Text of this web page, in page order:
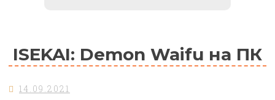
ISEKAI: Demon Waifu на ПК
14.09.2021